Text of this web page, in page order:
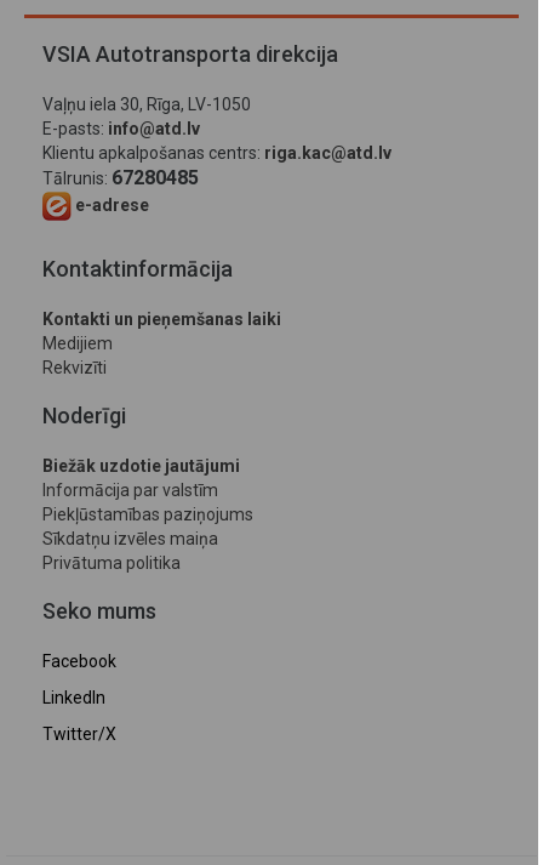
VSIA Autotransporta direkcija
Vaļņu iela 30, Rīga, LV-1050
E-pasts: info@atd.lv
Klientu apkalpošanas centrs: riga.kac@atd.lv
Tālrunis: 67280485
e-adrese
Kontaktinformācija
Kontakti un pieņemšanas laiki
Medijiem
Rekvizīti
Noderīgi
Biežāk uzdotie jautājumi
Informācija par valstīm
Piekļūstamības paziņojums
Sīkdatņu izvēles maiņa
Privātuma politika
Seko mums
Facebook
LinkedIn
Twitter/X